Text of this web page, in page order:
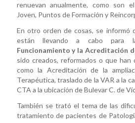
renuevan anualmente, como son
Joven, Puntos de Formación y
En otro orden de cosas, se informó
están llevando a cabo para
Funcionamiento y la Acreditación
sido creados, reformados o que han
como la Acreditación de la
Terapéutica, traslado de la VAR a la
CTA a la ubicación de Bulevar C. de
También se trató el tema de las
tratamiento de pacientes de